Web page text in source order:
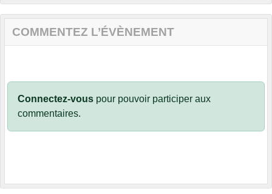
COMMENTEZ L’ÉVÈNEMENT
Connectez-vous pour pouvoir participer aux
commentaires.